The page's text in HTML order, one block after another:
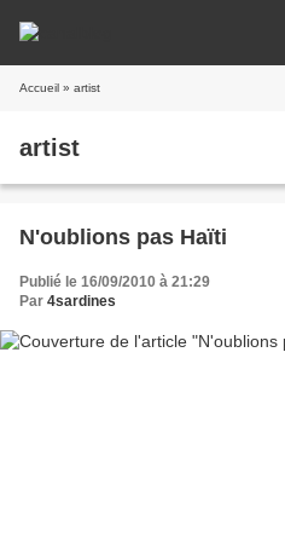
Accueil » artist
artist
N'oublions pas Haïti
Publié le 16/09/2010 à 21:29
Par 4sardines